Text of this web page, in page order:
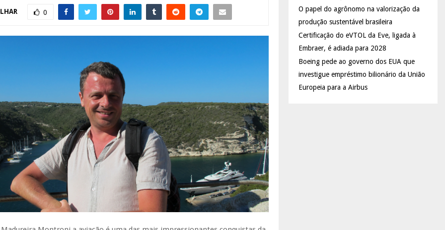
0
O papel do agrônomo na valorização da
produção sustentável brasileira
Certificação do eVTOL da Eve, ligada à
Embraer, é adiada para 2028
Boeing pede ao governo dos EUA que
investigue empréstimo bilionário da União
Europeia para a Airbus